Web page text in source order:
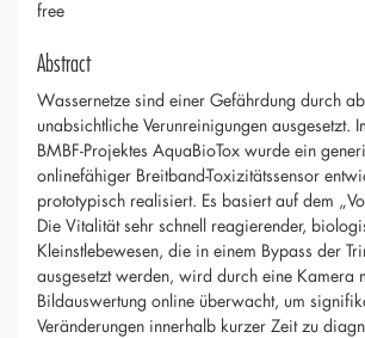
free
Abstract
Wassernetze sind einer Gefährdung durch
unabsichtliche Verunreinigungen ausgesetzt.
BMBF-Projektes AquaBioTox wurde ein
onlinefähiger Breitband-Toxizitätssensor
prototypisch realisiert. Es basiert auf dem
Die Vitalität sehr schnell reagierender,
Kleinstlebewesen, die in einem Bypass der
ausgesetzt werden, wird durch eine Kamera
Bildauswertung online überwacht, um
Veränderungen innerhalb kurzer Zeit zu